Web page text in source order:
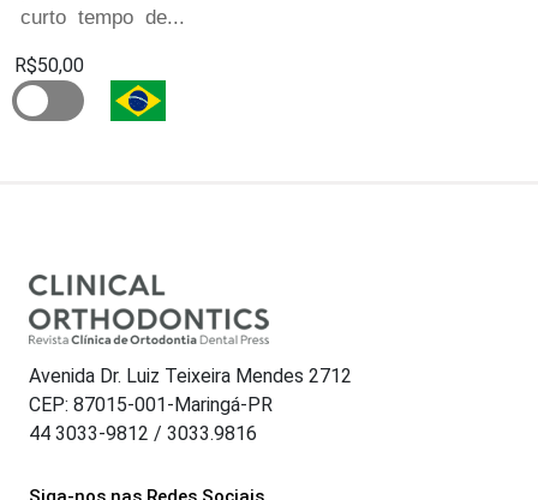
curto tempo de...
R$50,00
Avenida Dr. Luiz Teixeira Mendes 2712
CEP: 87015-001-Maringá-PR
44 3033-9812 / 3033.9816